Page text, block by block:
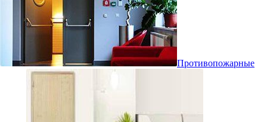
Противопожарные